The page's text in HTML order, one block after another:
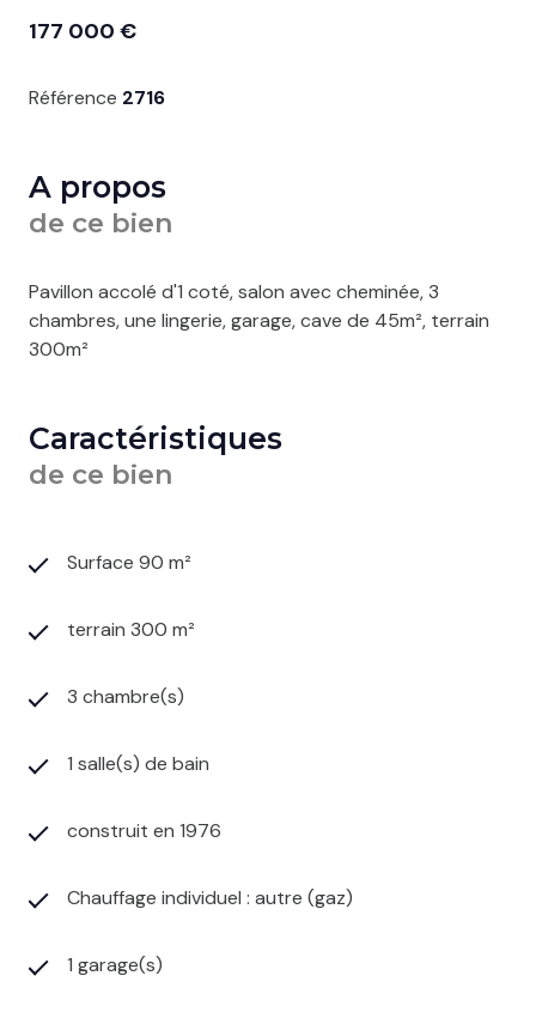
177 000 €
Référence 2716
A propos
de ce bien
Pavillon accolé d'1 coté, salon avec cheminée, 3
chambres, une lingerie, garage, cave de 45m², terrain
300m²
Caractéristiques
de ce bien
Surface 90 m²
terrain 300 m²
3 chambre(s)
1 salle(s) de bain
construit en 1976
Chauffage individuel : autre (gaz)
1 garage(s)